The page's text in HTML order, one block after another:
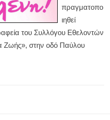
πραγματοπο
ιηθεί
του Συλλόγου Εθελοντών
Ζωής», στην οδό Παύλου